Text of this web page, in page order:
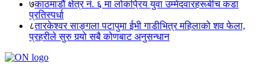
७काठमाडौं क्षेत्र नं. ६ मा लोकप्रिय युवा उम्मेदवारहरूबीच कडा
प्रतिस्पर्धा
८तारकेश्वर साङ्गला पटापुमा ईभी गाडीभित्र महिलाको शव फेला,
प्रहरीले सुरु गर्‍यो सबै कोणबाट अनुसन्धान